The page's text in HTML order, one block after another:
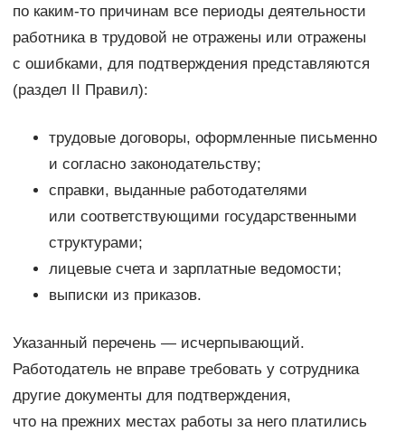
по каким-то причинам все периоды деятельности
работника в трудовой не отражены или отражены
с ошибками, для подтверждения представляются
(раздел II Правил):
трудовые договоры, оформленные письменно
и согласно законодательству;
справки, выданные работодателями
или соответствующими государственными
структурами;
лицевые счета и зарплатные ведомости;
выписки из приказов.
Указанный перечень — исчерпывающий.
Работодатель не вправе требовать у сотрудника
другие документы для подтверждения,
что на прежних местах работы за него платились